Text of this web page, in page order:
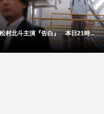
松村北斗主演『告白』 本日21時...